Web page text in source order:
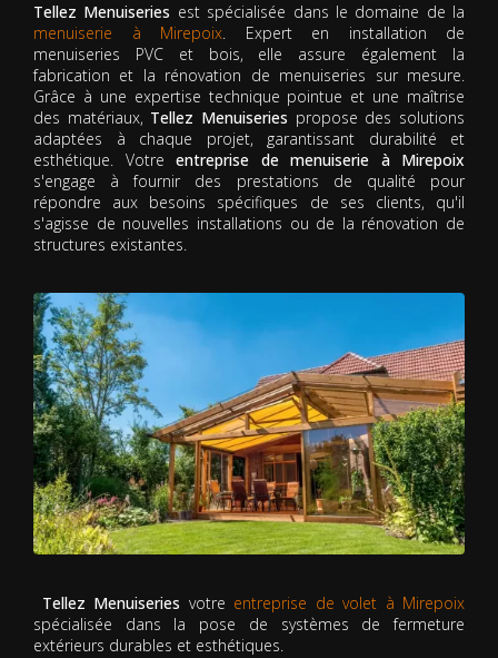
Tellez Menuiseries est spécialisée dans le domaine de la
menuiserie à Mirepoix. Expert en installation de
menuiseries PVC et bois, elle assure également la
fabrication et la rénovation de menuiseries sur mesure.
Grâce à une expertise technique pointue et une maîtrise
des matériaux, Tellez Menuiseries propose des solutions
adaptées à chaque projet, garantissant durabilité et
esthétique. Votre entreprise de menuiserie à Mirepoix
s'engage à fournir des prestations de qualité pour
répondre aux besoins spécifiques de ses clients, qu'il
s'agisse de nouvelles installations ou de la rénovation de
structures existantes.
Tellez Menuiseries votre entreprise de volet à Mirepoix
spécialisée dans la pose de systèmes de fermeture
extérieurs durables et esthétiques.